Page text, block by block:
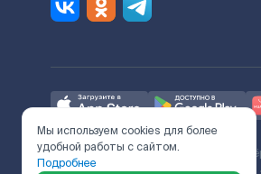
Ж/Д билеты предоставляются
Мы используем cookies для более
удобной работы с сайтом.
Подробнее